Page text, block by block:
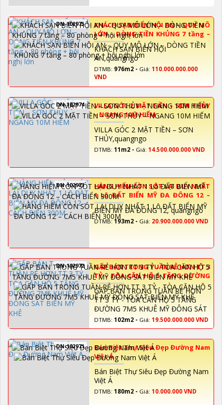
DN-102975
KHÁCH SẠN BIỂN HỘI AN – QUY MÔ
LỚN – DÒNG TIỀN KHỦNG 7 tầng –
80 phòng + hội nghị lớn
KHÁCH SẠN BIỂN HỘI
AN,quangngo
DTMB: 976m2 - Giá: 110.000.000.000
VND
DN-102974
VILLA GÓC 2 MẶT TIỀN – SƠN THỦY
– NGANG 10M HIẾM
VILLA GÓC 2 MẶT TIỀN – SƠN
THỦY,quangngo
DTMB: 11m2 - Giá: 14.500.000.000 VND
DN-102973
HÀNG HIẾM CÒN SÓT LẠI DUY NHẤT
1 Lô ĐẤT BIỂN MỸ ĐA ĐÔNG 12 –
CÁCH BIỂN 300M
BIỂN MỸ ĐA ĐÔNG 12, quangngo
DTMB:193m2 - Giá: 20.900.000.000 VND
DN-102972
GẤP BÁN TRONG TUẦN RẺ HƠN TT 3
TỶ - TÒA CĂN HỘ 5 TẦNG ĐƯỜNG
7M5 KHUÊ MỸ ĐÔNG SÁT BIỂN MỸ
KHÊ
GẤP BÁN TRONG TUẦN RẺ HƠN
TT 3 TỶ - TÒA CĂN HỘ 5 TẦNG
ĐƯỜNG 7M5 KHUÊ MỸ ĐÔNG SÁT
BIỂN MỸ KHÊ
DTMB: 102m2 - Giá: 19.500.000.000 VND
DN-102971
Bán Biệt Thự Siêu Đẹp Đường Nam
Việt Á
Bán Biệt Thự Siêu Đẹp Đường Nam
Việt Á
DTMB: 180m2 - Giá: 10.000.000 VND